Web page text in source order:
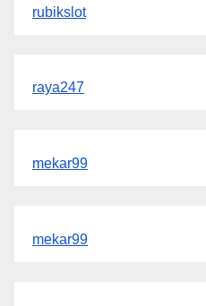
rubikslot
raya247
mekar99
mekar99